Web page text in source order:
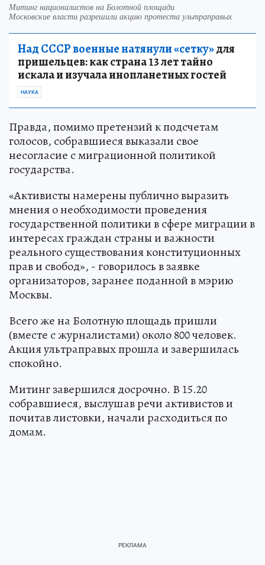
Митинг националистов на Болотной площади
Московские власти разрешили акцию протеста ультраправых
Над СССР военные натянули «сетку»для
пришельцев: как страна 13 лет тайно
искала и изучала инопланетных гостей
НАУКА
Правда, помимо претензий к подсчетам
голосов, собравшиеся выказали свое
несогласие с миграционной политикой
государства.
«Активисты намерены публично выразить
мнения о необходимости проведения
государственной политики в сфере миграции в
интересах граждан страны и важности
реального существования конституционных
прав и свобод», - говорилось в заявке
организаторов, заранее поданной в мэрию
Москвы.
Всего же на Болотную площадь пришли
(вместе с журналистами) около 800 человек.
Акция ультраправых прошла и завершилась
спокойно.
Митинг завершился досрочно. В 15.20
собравшиеся, выслушав речи активистов и
почитав листовки, начали расходиться по
домам.